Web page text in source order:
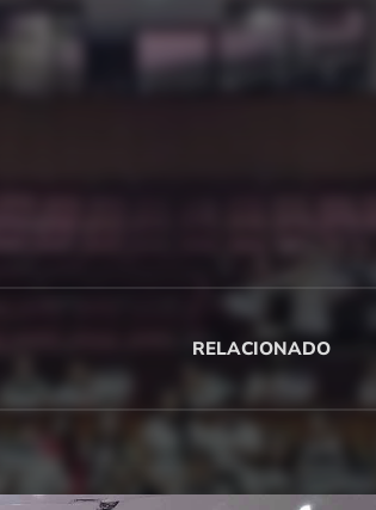
RELACIONADO